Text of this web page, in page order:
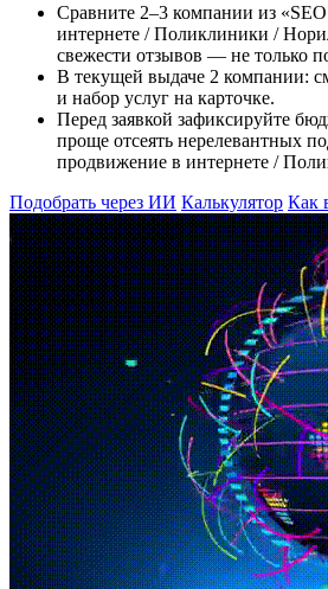
Сравните 2–3 компании из
интернете / Поликлиники /
свежести отзывов — не только
В текущей выдаче 2 компании:
и набор услуг на карточке.
Перед заявкой зафиксируйте
проще отсеять нерелевантных
продвижение в интернете /
Подобрать через ИИ Калькулятор Как